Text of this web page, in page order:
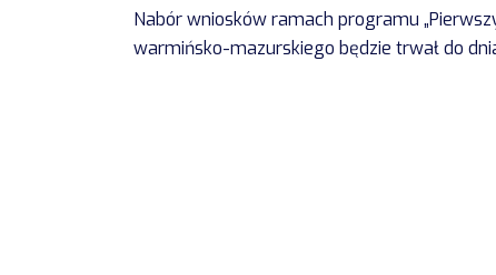
Nabór wniosków ramach programu
warmińsko-mazurskiego będzie trwał do